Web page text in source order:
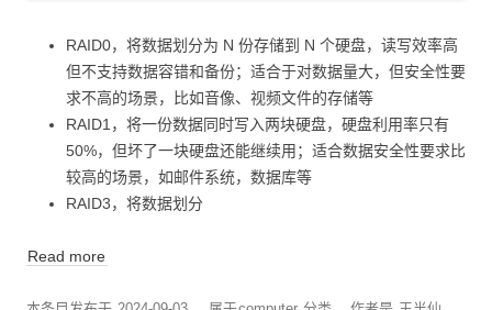
RAID0，将数据划分为 N 份存储到 N 个硬盘，读写效率高
但不支持数据容错和备份；适合于对数据量大，但安全性要
求不高的场景，比如音像、视频文件的存储等
RAID1，将一份数据同时写入两块硬盘，硬盘利用率只有
50%，但坏了一块硬盘还能继续用；适合数据安全性要求比
较高的场景，如邮件系统，数据库等
RAID3，将数据划分
Read more